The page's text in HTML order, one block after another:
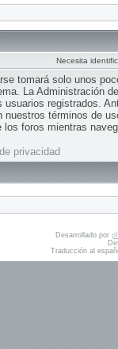
Necesita
tomará solo unos
La Administración
usuarios registrados.
nuestros términos de
foros mientras
privacidad
Desarrollado por
Traducción al